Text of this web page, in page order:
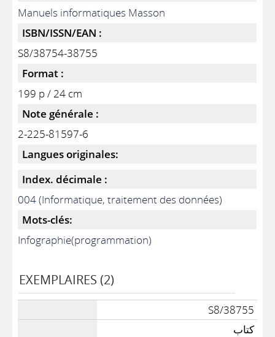
Manuels informatiques Masson
ISBN/ISSN/EAN :
S8/38754-38755
Format :
199 p / 24 cm
Note générale :
2-225-81597-6
Langues originales:
Index. décimale :
004 (Informatique, traitement des données)
Mots-clés:
Infographie(programmation)
EXEMPLAIRES (2)
S8/38755
كتاب